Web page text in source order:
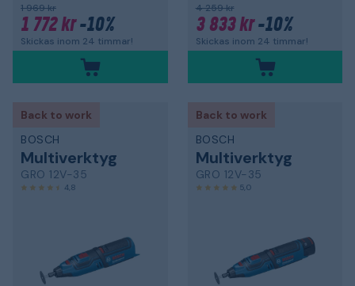
1 969 kr
1 772 kr-10%
Skickas inom 24 timmar!
4 259 kr
3 833 kr-10%
Skickas inom 24 timmar!
Back to work
BOSCH
Multiverktyg
GRO 12V-35
4,8
Back to work
BOSCH
Multiverktyg
GRO 12V-35
5,0